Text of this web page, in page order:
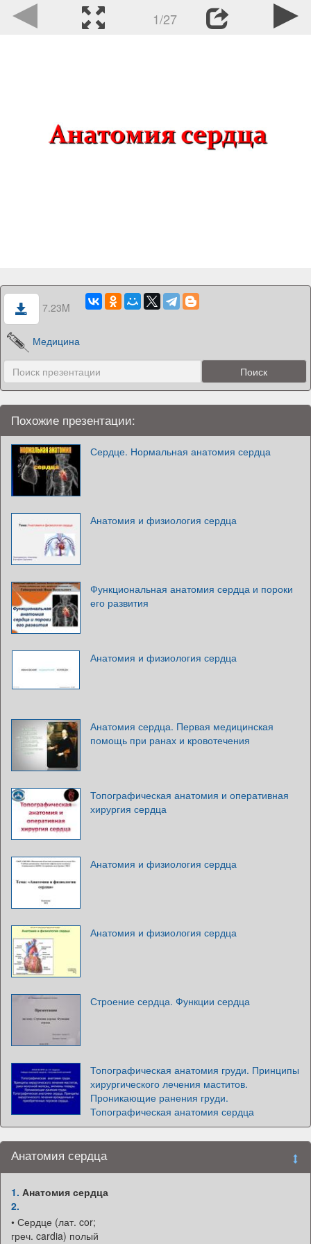
1/27
7.23M
Медицина
Похожие презентации:
Сердце. Нормальная анатомия сердца
Анатомия и физиология сердца
Функциональная анатомия сердца и пороки
его развития
Анатомия и физиология сердца
Анатомия сердца. Первая медицинская
помощь при ранах и кровотечения
Топографическая анатомия и оперативная
хирургия сердца
Анатомия и физиология сердца
Анатомия и физиология сердца
Строение сердца. Функции сердца
Топографическая анатомия груди. Принципы
хирургического лечения маститов.
Проникающие ранения груди.
Топографическая анатомия сердца
Анатомия сердца
1. Анатомия сердца
2.
• Сердце (лат. cor;
греч. cardia) полый